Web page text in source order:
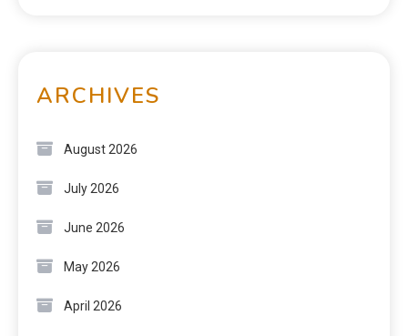
ARCHIVES
August 2026
July 2026
June 2026
May 2026
April 2026